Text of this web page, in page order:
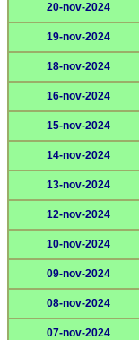
20-nov-2024
19-nov-2024
18-nov-2024
16-nov-2024
15-nov-2024
14-nov-2024
13-nov-2024
12-nov-2024
10-nov-2024
09-nov-2024
08-nov-2024
07-nov-2024